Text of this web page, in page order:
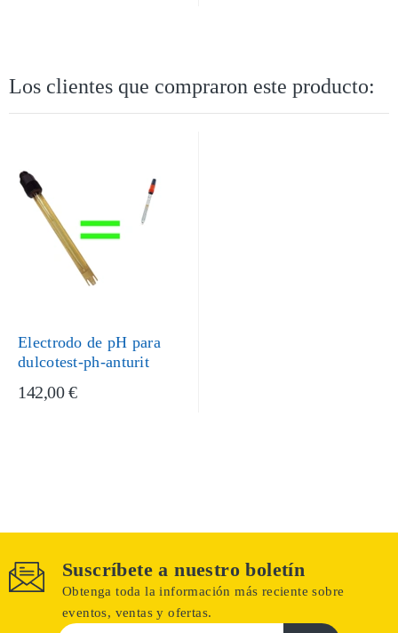
Los clientes que compraron este producto:
Electrodo de pH para
dulcotest-ph-anturit
142,00 €
Suscríbete a nuestro boletín
Obtenga toda la información más reciente sobre
eventos, ventas y ofertas.